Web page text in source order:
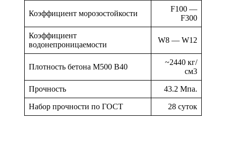
Коэффициент морозостойкости
F100 —
F300
Коэффициент
водонепроницаемости
W8 — W12
Плотность бетона М500 В40
~2440 кг/
см3
Прочность 43.2 Мпа.
Набор прочности по ГОСТ 28 суток